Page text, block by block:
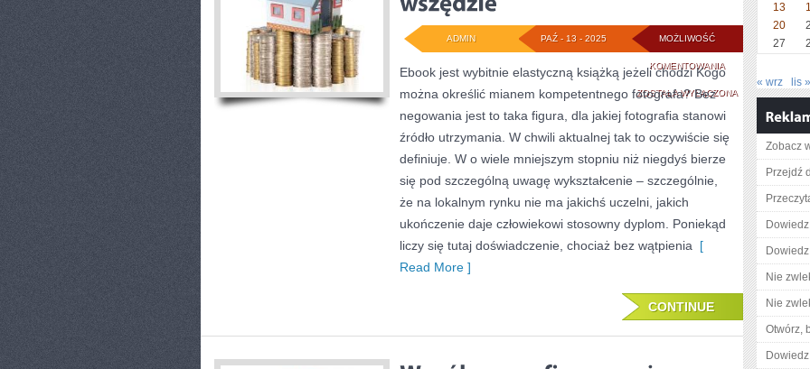
MOŻLIWOŚĆ
KOMENTOWANIAZ
REKLAMĄ
JESTEŚMY
W
STANIE
ZETKNĄĆ
DZIŚ
NIEMALŻE
WSZĘDZIE
ZOSTAŁA WYŁĄCZONA
PAŹ - 13 - 2025
ADMIN
Ebook jest wybitnie elastyczną książką jeżeli chodzi Kogo
można określić mianem kompetentnego fotografa? Bez
negowania jest to taka figura, dla jakiej fotografia stanowi
źródło utrzymania. W chwili aktualnej tak to oczywiście się
definiuje. W o wiele mniejszym stopniu niż niegdyś bierze
się pod szczególną uwagę wykształcenie – szczególnie,
że na lokalnym rynku nie ma jakichś uczelni, jakich
ukończenie daje człowiekowi stosowny dyplom. Poniekąd
liczy się tutaj doświadczenie, chociaż bez wątpienia [
Read More ]
CONTINUE
13
20
27
« wrz lis »
Zobacz
Przejdź
Nie
Nie
Otwórz,